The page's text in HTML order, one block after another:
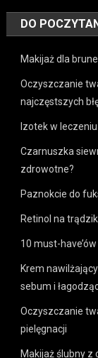
DO
Makijaż dla
Oczyszczanie
najczęstszych
Izotek w
Czarnuszka
zdrowotne?
Paznokcie do
Retinol na
10 must-
Krem
sebum i
Oczyszczanie
pielęgnacji
Makijaż ślubny z